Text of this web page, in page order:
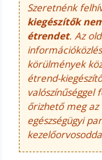
Szeretnénk
kiegészítők
étrendet. Az
körülmények
étrend-
őrizhető meg az
egészségügyi